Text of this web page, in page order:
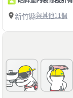
新竹縣與其他11個